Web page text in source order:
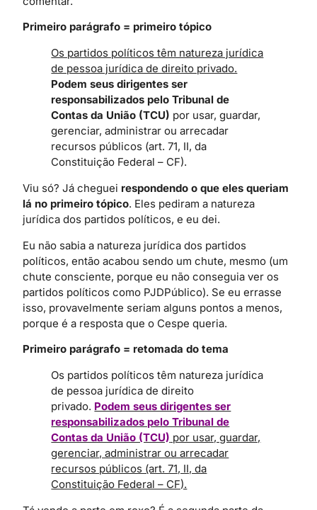
Primeiro parágrafo = primeiro tópico
Os partidos políticos têm natureza jurídica
de pessoa jurídica de direito privado.
Podem seus dirigentes ser
responsabilizados pelo Tribunal de
Contas da União (TCU) por usar, guardar,
gerenciar, administrar ou arrecadar
recursos públicos (art. 71, II, da
Constituição Federal – CF).
Viu só? Já cheguei respondendo o que eles queriam
lá no primeiro tópico. Eles pediram a natureza
jurídica dos partidos políticos, e eu dei.
Eu não sabia a natureza jurídica dos partidos
políticos, então acabou sendo um chute, mesmo (um
chute consciente, porque eu não conseguia ver os
partidos políticos como PJDPúblico). Se eu errasse
isso, provavelmente seriam alguns pontos a menos,
porque é a resposta que o Cespe queria.
Primeiro parágrafo = retomada do tema
Os partidos políticos têm natureza jurídica
de pessoa jurídica de direito
privado. Podem seus dirigentes ser
responsabilizados pelo Tribunal de
Contas da União (TCU) por usar, guardar,
gerenciar, administrar ou arrecadar
recursos públicos (art. 71, II, da
Constituição Federal – CF).